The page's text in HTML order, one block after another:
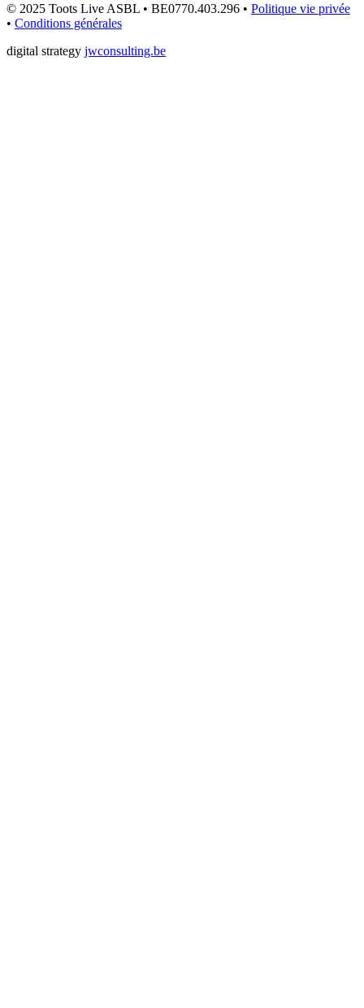
© 2025 Toots Live ASBL • BE0770.403.296 • Politique vie privée
• Conditions générales
digital strategy jwconsulting.be